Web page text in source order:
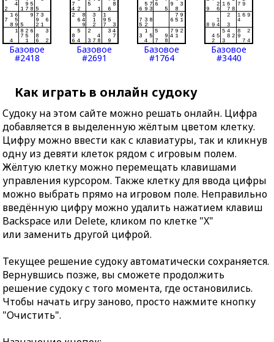
Базовое
#2418
Базовое
#2691
Базовое
#1764
Базовое
#3440
Как играть в онлайн судоку
Судоку на этом сайте можно решать онлайн. Цифра
добавляется в выделенную жёлтым цветом клетку.
Цифру можно ввести как с клавиатуры, так и кликнув
одну из девяти клеток рядом с игровым полем.
Жёлтую клетку можно перемещать клавишами
управления курсором. Также клетку для ввода цифры
можно выбрать прямо на игровом поле. Неправильно
введённую цифру можно удалить нажатием клавиш
Backspace или Delete, кликом по клетке "X"
или заменить другой цифрой.
Текущее решение судоку автоматически сохраняется.
Вернувшись позже, вы сможете продолжить
решение судоку с того момента, где остановились.
Чтобы начать игру заново, просто нажмите кнопку
"Очистить".